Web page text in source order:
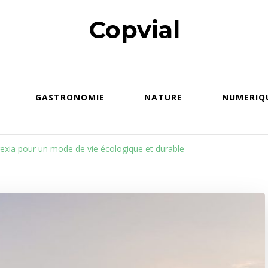
Copvial
GASTRONOMIE NATURE
pour un mode de vie écologique et durable